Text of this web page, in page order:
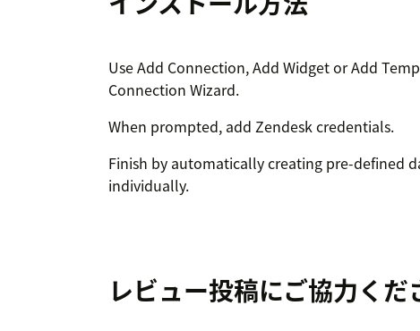
Use Add Connection, Add Widget or Add
Connection Wizard.
When prompted, add Zendesk credentials.
Finish by automatically creating pre-defined
individually.
レビュー投稿にご協力くだ